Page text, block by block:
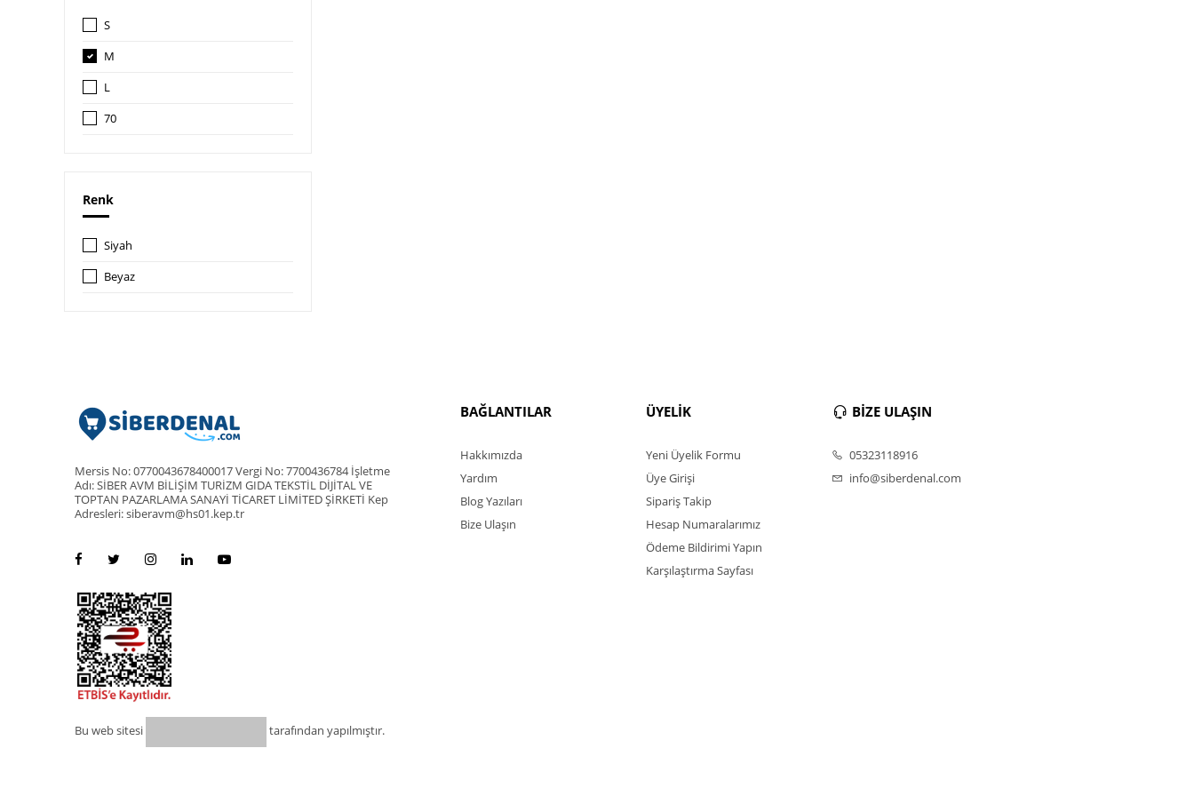
S
M
L
70
Renk
Siyah
Beyaz
Mersis No: 0770043678400017 Vergi No: 7700436784 İşletme
Adı: SİBER AVM BİLİŞİM TURİZM GIDA TEKSTİL DİJİTAL VE
TOPTAN PAZARLAMA SANAYİ TİCARET LİMİTED ŞİRKETİ Kep
Adresleri: siberavm@hs01.kep.tr
Bu web sitesi tarafından yapılmıştır.
BAĞLANTILAR
Hakkımızda
Yardım
Blog Yazıları
Bize Ulaşın
ÜYELİK
Yeni Üyelik Formu
Üye Girişi
Sipariş Takip
Hesap Numaralarımız
Ödeme Bildirimi Yapın
Karşılaştırma Sayfası
BİZE ULAŞIN
05323118916
info@siberdenal.com